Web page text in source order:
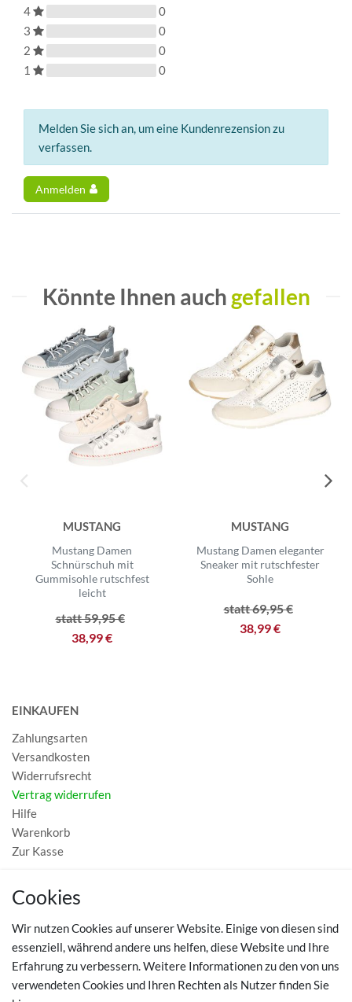
4
0
3
0
2
0
1
0
Melden Sie sich an, um eine Kundenrezension zu
verfassen.
Anmelden
Könnte Ihnen auch gefallen
MUSTANG
Mustang Damen
Schnürschuh mit
Gummisohle rutschfest
leicht
statt 59,95 €
38,99 €
MUSTANG
Mustang Damen eleganter
Sneaker mit rutschfester
Sohle
statt 69,95 €
38,99 €
EINKAUFEN
Zahlungsarten
Versandkosten
Widerrufsrecht
Vertrag widerrufen
Hilfe
Warenkorb
Zur Kasse
MEIN KONTO
TOP SCHUHTHEMEN
Cookies
Wir nutzen Cookies auf unserer Website. Einige von diesen sind
essenziell, während andere uns helfen, diese Website und Ihre
Erfahrung zu verbessern. Weitere Informationen zu den von uns
verwendeten Cookies und Ihren Rechten als Nutzer finden Sie